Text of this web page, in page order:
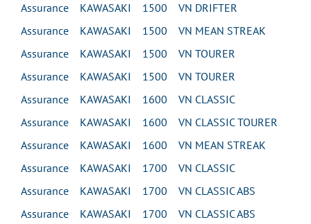
Assurance KAWASAKI 1500 VN DRIFTER
Assurance KAWASAKI 1500 VN MEAN STREAK
Assurance KAWASAKI 1500 VN TOURER
Assurance KAWASAKI 1500 VN TOURER
Assurance KAWASAKI 1600 VN CLASSIC
Assurance KAWASAKI 1600 VN CLASSIC TOURER
Assurance KAWASAKI 1600 VN MEAN STREAK
Assurance KAWASAKI 1700 VN CLASSIC
Assurance KAWASAKI 1700 VN CLASSIC ABS
Assurance KAWASAKI 1700 VN CLASSIC ABS